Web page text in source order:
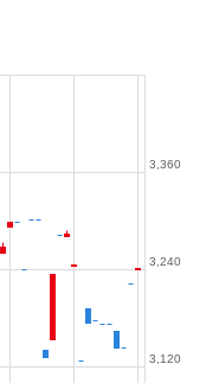
3,120
3,240
3,360